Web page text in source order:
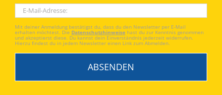
Mit deiner Anmeldung bestätigst du, dass du den Newsletter per E-Mail
erhalten möchtest. Die Datenschutzhinweise hast du zur Kenntnis genommen
und akzeptierst diese. Du kannst dein Einverständnis jederzeit widerrufen.
Hierzu findest du in jedem Newsletter einen Link zum Abmelden.